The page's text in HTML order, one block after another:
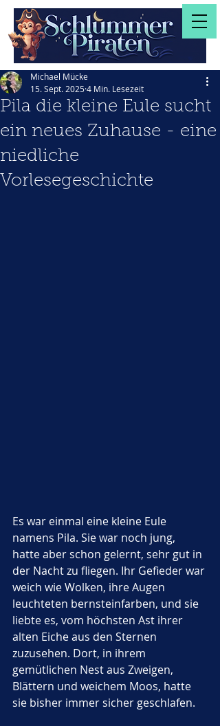
Pila die kleine Eule sucht
ein neues Zuhause - eine
niedliche
Vorlesegeschichte
Michael Mücke
15. Sept. 20254 Min. Lesezeit
Es war einmal eine kleine Eule
namens Pila. Sie war noch jung,
hatte aber schon gelernt, sehr gut in
der Nacht zu fliegen. Ihr Gefieder war
weich wie Wolken, ihre Augen
leuchteten bernsteinfarben, und sie
liebte es, vom höchsten Ast ihrer
alten Eiche aus den Sternen
zuzusehen. Dort, in ihrem
gemütlichen Nest aus Zweigen,
Blättern und weichem Moos, hatte
sie bisher immer sicher geschlafen.